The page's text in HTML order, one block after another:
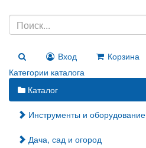
Вход
Корзина
Категории каталога
Каталог
Инструменты и оборудование
Дача, сад и огород